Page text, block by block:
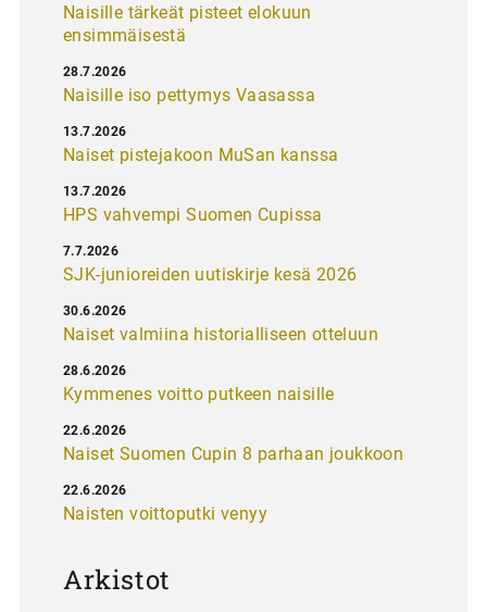
Naisille tärkeät pisteet elokuun
ensimmäisestä
Naisille iso pettymys Vaasassa
28.7.2026
Naiset pistejakoon MuSan kanssa
13.7.2026
HPS vahvempi Suomen Cupissa
13.7.2026
SJK-junioreiden uutiskirje kesä 2026
7.7.2026
Naiset valmiina historialliseen otteluun
30.6.2026
Kymmenes voitto putkeen naisille
28.6.2026
Naiset Suomen Cupin 8 parhaan joukkoon
22.6.2026
Naisten voittoputki venyy
22.6.2026
Arkistot